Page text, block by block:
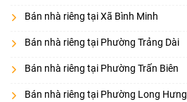
Bán nhà riêng tại Xã Bình Minh
Bán nhà riêng tại Phường Trảng Dài
Bán nhà riêng tại Phường Trấn Biên
Bán nhà riêng tại Phường Long Hưng